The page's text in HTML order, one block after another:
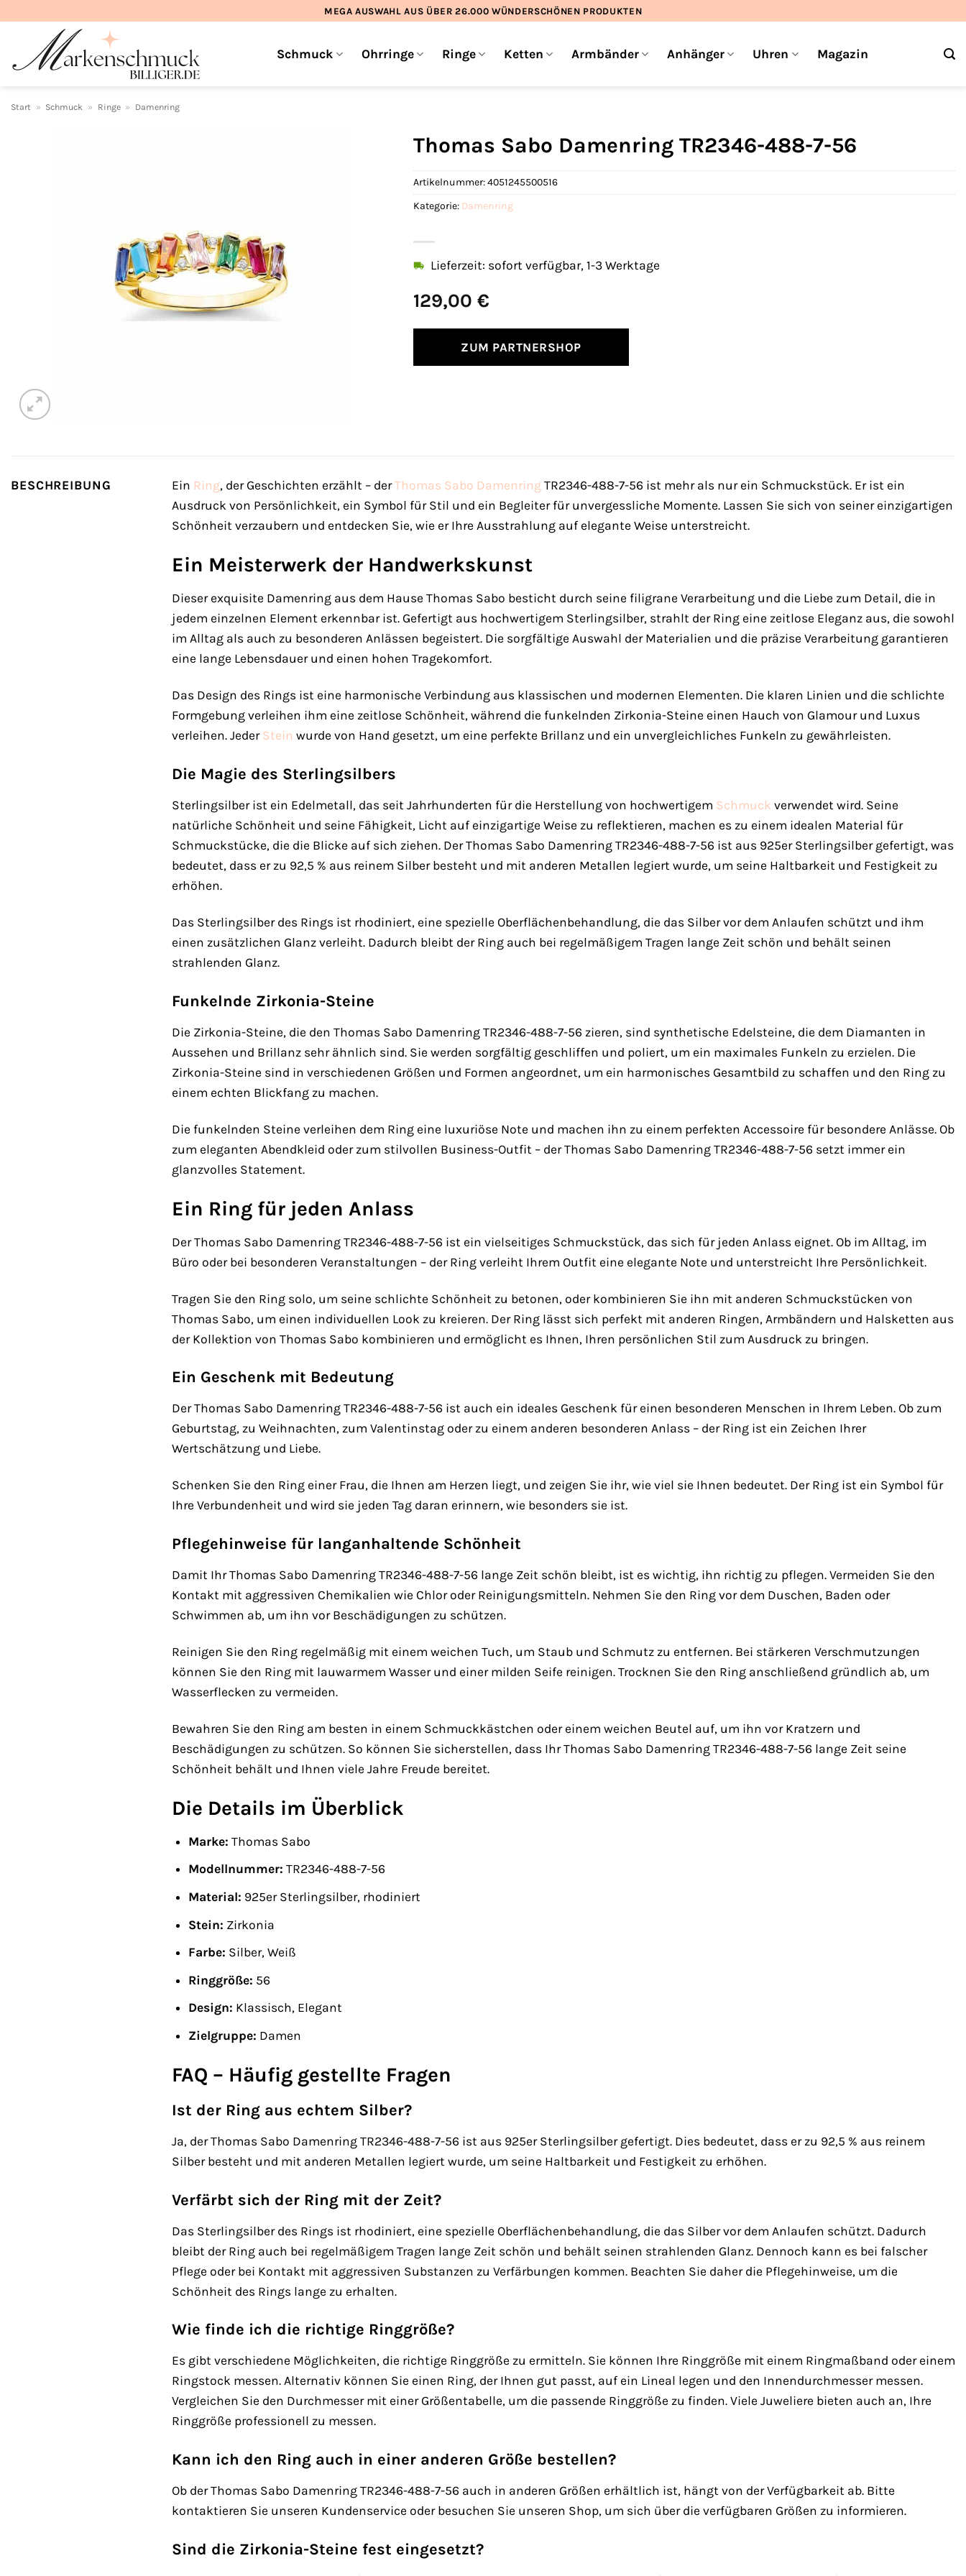
springen
MEGA AUSWAHL AUS ÜBER 26.000 WÜNDERSCHÖNEN PRODUKTEN
Schmuck Ohrringe Ringe Ketten Armbänder Anhänger Uhren Magazin
Start » Schmuck » Ringe » Damenring
Thomas Sabo Damenring TR2346-488-7-56
129,00 €
Lieferzeit: sofort verfügbar, 1-3 Werktage
ZUM PARTNERSHOP
Artikelnummer:4051245500516
Kategorie: Damenring
BESCHREIBUNG Ein Ring, der Geschichten erzählt – derThomas Sabo Damenring TR2346-488-7-56 ist mehr als nur ein Schmuckstück. Er ist ein
Ausdruck von Persönlichkeit, ein Symbol für Stil und ein Begleiter für unvergessliche Momente. Lassen Sie sich von seiner einzigartigen
Schönheit verzaubern und entdecken Sie, wie er Ihre Ausstrahlung auf elegante Weise unterstreicht.
Ein Meisterwerk der Handwerkskunst
Dieser exquisite Damenring aus dem Hause Thomas Sabo besticht durch seine filigrane Verarbeitung und die Liebe zum Detail, die in
jedem einzelnen Element erkennbar ist. Gefertigt aus hochwertigem Sterlingsilber, strahlt der Ring eine zeitlose Eleganz aus, die sowohl
im Alltag als auch zu besonderen Anlässen begeistert. Die sorgfältige Auswahl der Materialien und die präzise Verarbeitung garantieren
eine lange Lebensdauer und einen hohen Tragekomfort.
Das Design des Rings ist eine harmonische Verbindung aus klassischen und modernen Elementen. Die klaren Linien und die schlichte
Formgebung verleihen ihm eine zeitlose Schönheit, während die funkelnden Zirkonia-Steine einen Hauch von Glamour und Luxus
verleihen. Jeder Stein wurde von Hand gesetzt, um eine perfekte Brillanz und ein unvergleichliches Funkeln zu gewährleisten.
Die Magie des Sterlingsilbers
Sterlingsilber ist ein Edelmetall, das seit Jahrhunderten für die Herstellung von hochwertigem Schmuck verwendet wird. Seine
natürliche Schönheit und seine Fähigkeit, Licht auf einzigartige Weise zu reflektieren, machen es zu einem idealen Material für
Schmuckstücke, die die Blicke auf sich ziehen. Der Thomas Sabo Damenring TR2346-488-7-56 ist aus 925er Sterlingsilber gefertigt, was
bedeutet, dass er zu 92,5 % aus reinem Silber besteht und mit anderen Metallen legiert wurde, um seine Haltbarkeit und Festigkeit zu
erhöhen.
Das Sterlingsilber des Rings ist rhodiniert, eine spezielle Oberflächenbehandlung, die das Silber vor dem Anlaufen schützt und ihm
einen zusätzlichen Glanz verleiht. Dadurch bleibt der Ring auch bei regelmäßigem Tragen lange Zeit schön und behält seinen
strahlenden Glanz.
Funkelnde Zirkonia-Steine
Die Zirkonia-Steine, die den Thomas Sabo Damenring TR2346-488-7-56 zieren, sind synthetische Edelsteine, die dem Diamanten in
Aussehen und Brillanz sehr ähnlich sind. Sie werden sorgfältig geschliffen und poliert, um ein maximales Funkeln zu erzielen. Die
Zirkonia-Steine sind in verschiedenen Größen und Formen angeordnet, um ein harmonisches Gesamtbild zu schaffen und den Ring zu
einem echten Blickfang zu machen.
Die funkelnden Steine verleihen dem Ring eine luxuriöse Note und machen ihn zu einem perfekten Accessoire für besondere Anlässe. Ob
zum eleganten Abendkleid oder zum stilvollen Business-Outfit – der Thomas Sabo Damenring TR2346-488-7-56 setzt immer ein
glanzvolles Statement.
Ein Ring für jeden Anlass
Der Thomas Sabo Damenring TR2346-488-7-56 ist ein vielseitiges Schmuckstück, das sich für jeden Anlass eignet. Ob im Alltag, im
Büro oder bei besonderen Veranstaltungen – der Ring verleiht Ihrem Outfit eine elegante Note und unterstreicht Ihre Persönlichkeit.
Tragen Sie den Ring solo, um seine schlichte Schönheit zu betonen, oder kombinieren Sie ihn mit anderen Schmuckstücken von
Thomas Sabo, um einen individuellen Look zu kreieren. Der Ring lässt sich perfekt mit anderen Ringen, Armbändern und Halsketten aus
der Kollektion von Thomas Sabo kombinieren und ermöglicht es Ihnen, Ihren persönlichen Stil zum Ausdruck zu bringen.
Ein Geschenk mit Bedeutung
Der Thomas Sabo Damenring TR2346-488-7-56 ist auch ein ideales Geschenk für einen besonderen Menschen in Ihrem Leben. Ob zum
Geburtstag, zu Weihnachten, zum Valentinstag oder zu einem anderen besonderen Anlass – der Ring ist ein Zeichen Ihrer
Wertschätzung und Liebe.
Schenken Sie den Ring einer Frau, die Ihnen am Herzen liegt, und zeigen Sie ihr, wie viel sie Ihnen bedeutet. Der Ring ist ein Symbol für
Ihre Verbundenheit und wird sie jeden Tag daran erinnern, wie besonders sie ist.
Pflegehinweise für langanhaltende Schönheit
Damit Ihr Thomas Sabo Damenring TR2346-488-7-56 lange Zeit schön bleibt, ist es wichtig, ihn richtig zu pflegen. Vermeiden Sie den
Kontakt mit aggressiven Chemikalien wie Chlor oder Reinigungsmitteln. Nehmen Sie den Ring vor dem Duschen, Baden oder
Schwimmen ab, um ihn vor Beschädigungen zu schützen.
Reinigen Sie den Ring regelmäßig mit einem weichen Tuch, um Staub und Schmutz zu entfernen. Bei stärkeren Verschmutzungen
können Sie den Ring mit lauwarmem Wasser und einer milden Seife reinigen. Trocknen Sie den Ring anschließend gründlich ab, um
Wasserflecken zu vermeiden.
Bewahren Sie den Ring am besten in einem Schmuckkästchen oder einem weichen Beutel auf, um ihn vor Kratzern und
Beschädigungen zu schützen. So können Sie sicherstellen, dass Ihr Thomas Sabo Damenring TR2346-488-7-56 lange Zeit seine
Schönheit behält und Ihnen viele Jahre Freude bereitet.
Die Details im Überblick
Marke: Thomas Sabo
Modellnummer: TR2346-488-7-56
Material: 925er Sterlingsilber, rhodiniert
Stein: Zirkonia
Farbe: Silber, Weiß
Ringgröße: 56
Design: Klassisch, Elegant
Zielgruppe: Damen
FAQ – Häufig gestellte Fragen
Ist der Ring aus echtem Silber?
Ja, der Thomas Sabo Damenring TR2346-488-7-56 ist aus 925er Sterlingsilber gefertigt. Dies bedeutet, dass er zu 92,5 % aus reinem
Silber besteht und mit anderen Metallen legiert wurde, um seine Haltbarkeit und Festigkeit zu erhöhen.
Verfärbt sich der Ring mit der Zeit?
Das Sterlingsilber des Rings ist rhodiniert, eine spezielle Oberflächenbehandlung, die das Silber vor dem Anlaufen schützt. Dadurch
bleibt der Ring auch bei regelmäßigem Tragen lange Zeit schön und behält seinen strahlenden Glanz. Dennoch kann es bei falscher
Pflege oder bei Kontakt mit aggressiven Substanzen zu Verfärbungen kommen. Beachten Sie daher die Pflegehinweise, um die
Schönheit des Rings lange zu erhalten.
Wie finde ich die richtige Ringgröße?
Es gibt verschiedene Möglichkeiten, die richtige Ringgröße zu ermitteln. Sie können Ihre Ringgröße mit einem Ringmaßband oder einem
Ringstock messen. Alternativ können Sie einen Ring, der Ihnen gut passt, auf ein Lineal legen und den Innendurchmesser messen.
Vergleichen Sie den Durchmesser mit einer Größentabelle, um die passende Ringgröße zu finden. Viele Juweliere bieten auch an, Ihre
Ringgröße professionell zu messen.
Kann ich den Ring auch in einer anderen Größe bestellen?
Ob der Thomas Sabo Damenring TR2346-488-7-56 auch in anderen Größen erhältlich ist, hängt von der Verfügbarkeit ab. Bitte
kontaktieren Sie unseren Kundenservice oder besuchen Sie unseren Shop, um sich über die verfügbaren Größen zu informieren.
Sind die Zirkonia-Steine fest eingesetzt?